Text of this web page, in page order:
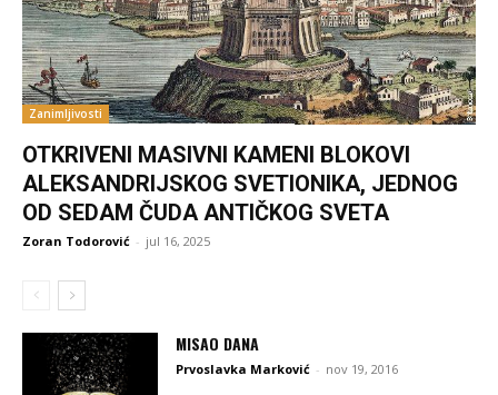
Zanimljivosti
OTKRIVENI MASIVNI KAMENI BLOKOVI
ALEKSANDRIJSKOG SVETIONIKA, JEDNOG
OD SEDAM ČUDA ANTIČKOG SVETA
Zoran Todorović - jul 16, 2025
MISAO DANA
Prvoslavka Marković - nov 19, 2016